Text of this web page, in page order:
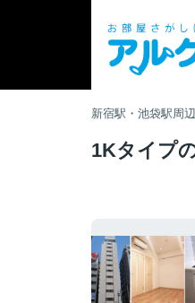
新宿駅・池袋駅周
1Kタイプ